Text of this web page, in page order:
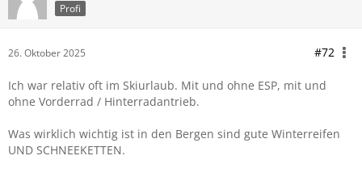
Profi
26. Oktober 2025 #72
Ich war relativ oft im Skiurlaub. Mit und ohne ESP, mit und
ohne Vorderrad / Hinterradantrieb.
Was wirklich wichtig ist in den Bergen sind gute Winterreifen
UND SCHNEEKETTEN.